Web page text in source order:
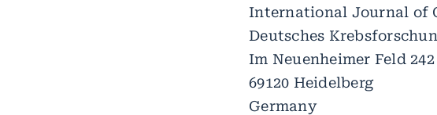
International Journal of
Deutsches
Im Neuenheimer Feld 242
69120 Heidelberg
Germany